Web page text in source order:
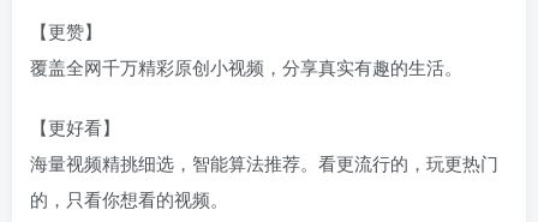
【更赞】
覆盖全网千万精彩原创小视频，分享真实有趣的生活。
【更好看】
海量视频精挑细选，智能算法推荐。看更流行的，玩更热门
的，只看你想看的视频。